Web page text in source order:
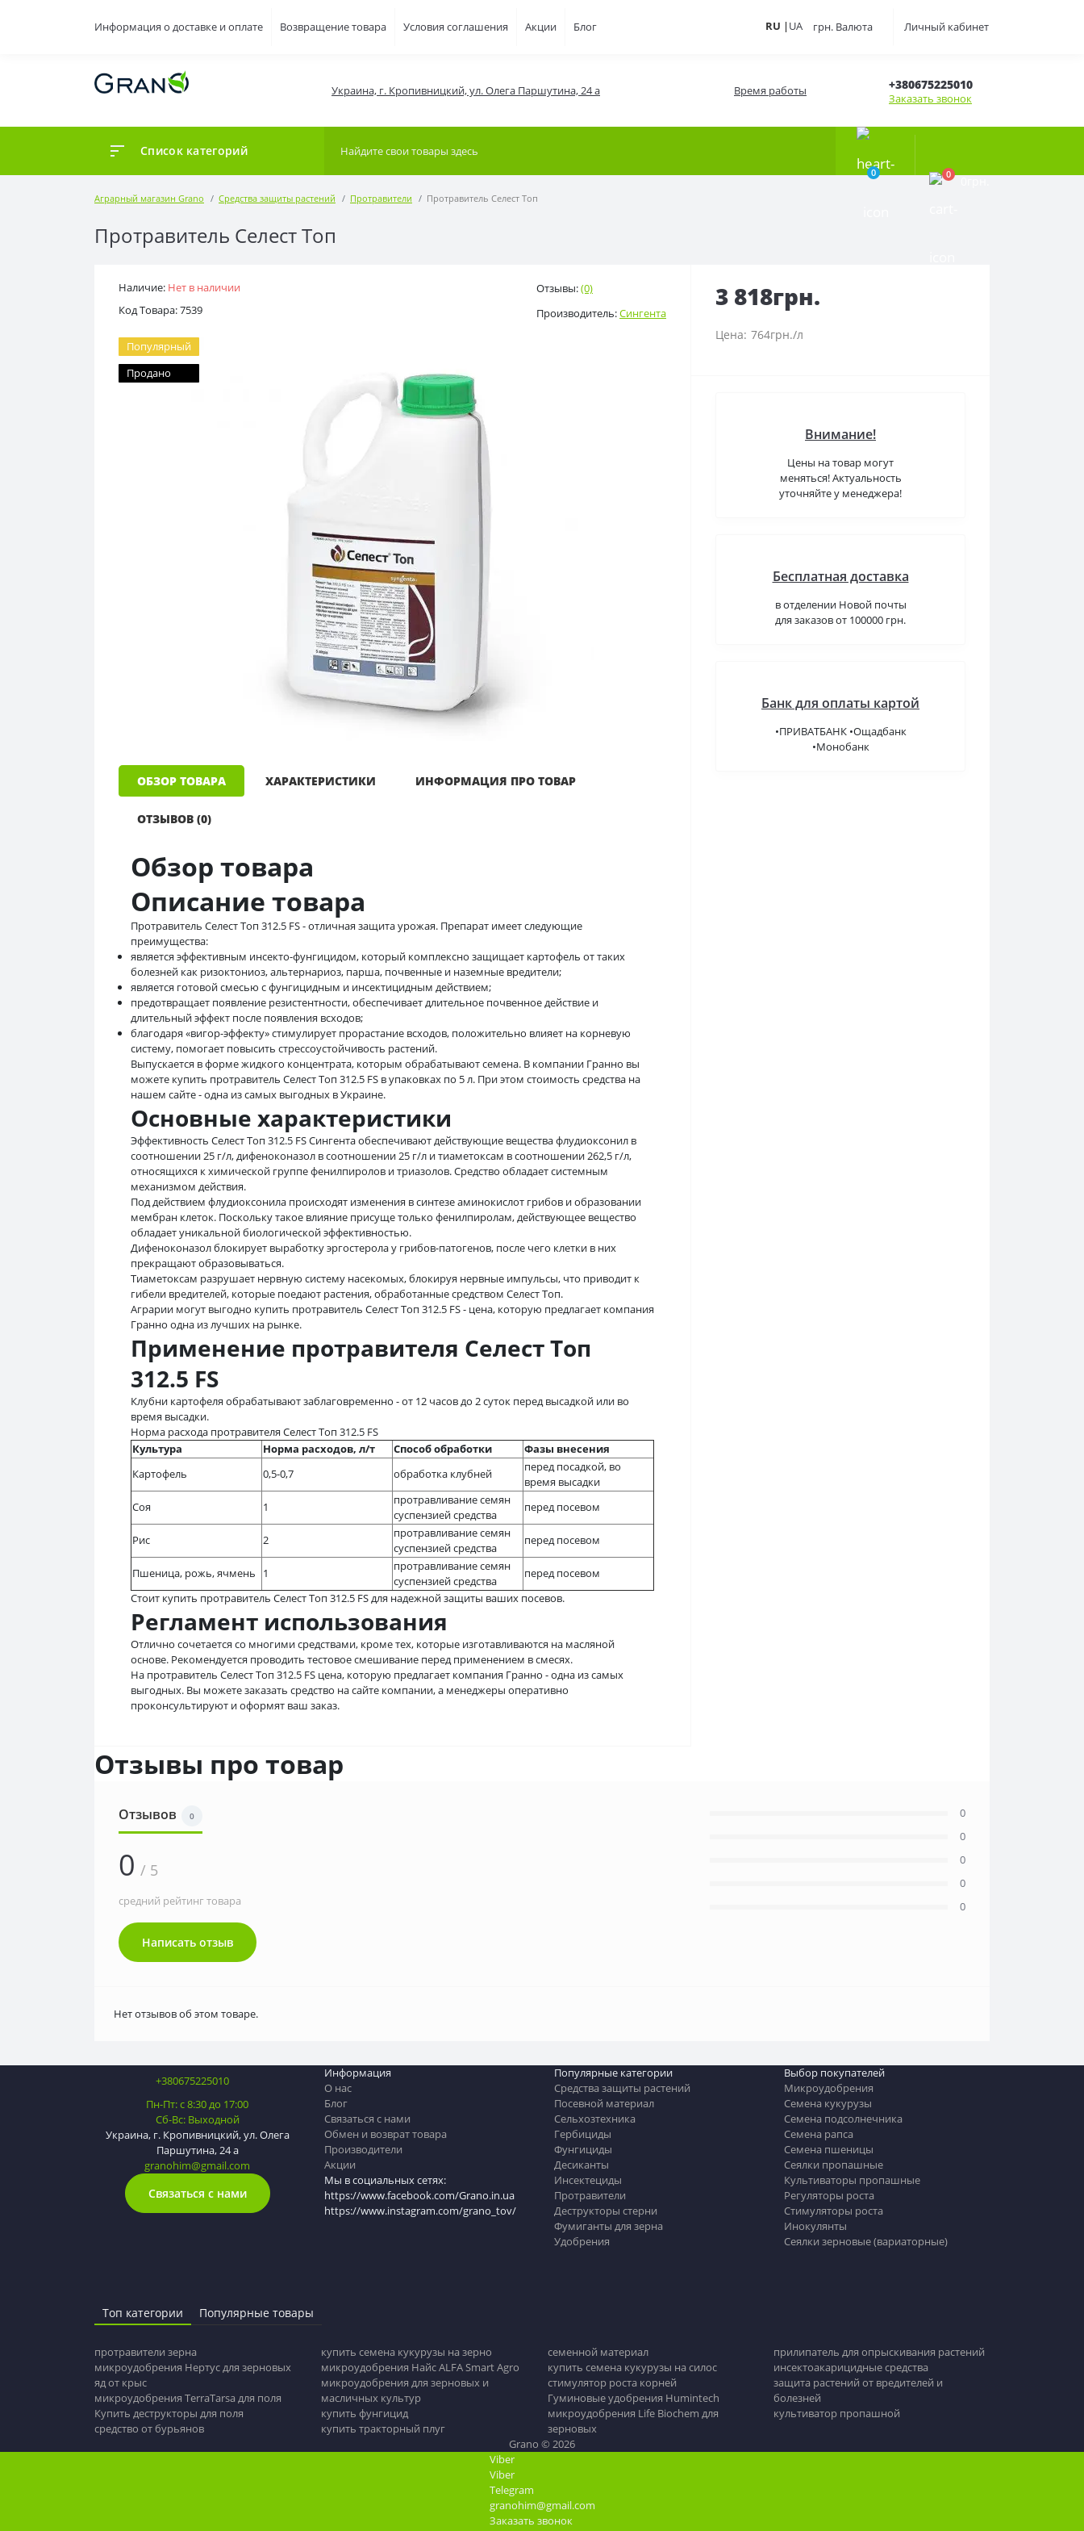
Информация о доставке и оплате Возвращение товара Условия соглашения Акции Блог RU | UA грн. Валюта Личный кабинет
Украина, г. Кропивницкий, ул. Олега Паршутина, 24 а Время работы +380675225010
Заказать звонок
Список категорий
0 0
Аграрный магазин Grano Средства защиты растений Протравители Протравитель Селест Топ
Протравитель Селест Топ
Наличие: Нет в наличии
Код Товара: 7539
Отзывы:(0)
Производитель:Сингента
Популярный
Продано
ОБЗОР ТОВАРА ХАРАКТЕРИСТИКИ ИНФОРМАЦИЯ ПРО ТОВАР
ОТЗЫВОВ (0)
Обзор товара
Описание товара
Протравитель Селест Топ 312.5 FS - отличная защита урожая. Препарат имеет следующие
преимущества:
является эффективным инсекто-фунгицидом, который комплексно защищает картофель от таких
болезней как ризоктониоз, альтернариоз, парша, почвенные и наземные вредители;
является готовой смесью с фунгицидным и инсектицидным действием;
предотвращает появление резистентности, обеспечивает длительное почвенное действие и
длительный эффект после появления всходов;
благодаря «вигор-эффекту» стимулирует прорастание всходов, положительно влияет на корневую
систему, помогает повысить стрессоустойчивость растений.
Выпускается в форме жидкого концентрата, которым обрабатывают семена. В компании Гранно вы
можете купить протравитель Селест Топ 312.5 FS в упаковках по 5 л. При этом стоимость средства на
нашем сайте - одна из самых выгодных в Украине.
Основные характеристики
Эффективность Селест Топ 312.5 FS Сингента обеспечивают действующие вещества флудиоксонил в
соотношении 25 г/л, дифеноконазол в соотношении 25 г/л и тиаметоксам в соотношении 262,5 г/л,
относящихся к химической группе фенилпиролов и триазолов. Средство обладает системным
механизмом действия.
Под действием флудиоксонила происходят изменения в синтезе аминокислот грибов и образовании
мембран клеток. Поскольку такое влияние присуще только фенилпиролам, действующее вещество
обладает уникальной биологической эффективностью.
Дифеноконазол блокирует выработку эргостерола у грибов-патогенов, после чего клетки в них
прекращают образовываться.
Тиаметоксам разрушает нервную систему насекомых, блокируя нервные импульсы, что приводит к
гибели вредителей, которые поедают растения, обработанные средством Селест Топ.
Аграрии могут выгодно купить протравитель Селест Топ 312.5 FS - цена, которую предлагает компания
Гранно одна из лучших на рынке.
Применение протравителя Селест Топ
312.5 FS
Клубни картофеля обрабатывают заблаговременно - от 12 часов до 2 суток перед высадкой или во
время высадки.
Норма расхода протравителя Селест Топ 312.5 FS
Культура
Норма расходов, л/т Способ обработки
Фазы внесения
Картофель
0,5-0,7 обработка клубней
перед посадкой, во
время высадки
Соя
1
протравливание семян
суспензией средства
перед посевом
Рис 2
протравливание семян
суспензией средства
перед посевом
Пшеница, рожь, ячмень 1
протравливание семян
суспензией средства
перед посевом
Стоит купить протравитель Селест Топ 312.5 FS для надежной защиты ваших посевов.
Регламент использования
Отлично сочетается со многими средствами, кроме тех, которые изготавливаются на масляной
основе. Рекомендуется проводить тестовое смешивание перед применением в смесях.
На протравитель Селест Топ 312.5 FS цена, которую предлагает компания Гранно - одна из самых
выгодных. Вы можете заказать средство на сайте компании, а менеджеры оперативно
проконсультируют и оформят ваш заказ.
3 818грн.
764грн./л
Внимание!
Цены на товар могут
меняться! Актуальность
уточняйте у менеджера!
Бесплатная доставка
в отделении Новой почты
для заказов от 100000 грн.
Банк для оплаты картой
•ПРИВАТБАНК •Ощадбанк
•Монобанк
Отзывы про товар
Отзывов 0
0 / 5
средний рейтинг товара
Написать отзыв
0
0
0
0
0
Нет отзывов об этом товаре.
+380675225010
Пн-Пт: с 8:30 до 17:00
Сб-Вс: Выходной
Украина, г. Кропивницкий, ул. Олега
Паршутина, 24 а
granohim@gmail.com
Связаться с нами
Информация
О нас
Блог
Связаться с нами
Обмен и возврат товара
Производители
Акции
Мы в социальных сетях:
https://www.facebook.com/Grano.in.ua
https://www.instagram.com/grano_tov/
Популярные категории
Средства защиты растений
Посевной материал
Сельхозтехника
Гербициды
Фунгициды
Десиканты
Инсектециды
Протравители
Деструкторы стерни
Фумиганты для зерна
Удобрения
Выбор покупателей
Микроудобрения
Семена кукурузы
Семена подсолнечника
Семена рапса
Семена пшеницы
Сеялки пропашные
Культиваторы пропашные
Регуляторы роста
Стимуляторы роста
Инокулянты
Сеялки зерновые (вариаторные)
Топ категории Популярные товары
протравители зерна
микроудобрения Нертус для зерновых
яд от крыс
микроудобрения TerraTarsa для поля
Купить деструкторы для поля
средство от бурьянов
купить семена кукурузы на зерно
микроудобрения Найс ALFA Smart Agro
микроудобрения для зерновых и
масличных культур
купить фунгицид
купить тракторный плуг
семенной материал
купить семена кукурузы на силос
стимулятор роста корней
Гуминовые удобрения Humintech
микроудобрения Life Biochem для
зерновых
прилипатель для опрыскивания растений
инсектоакарицидные средства
защита растений от вредителей и
болезней
культиватор пропашной
Grano © 2026
Viber
Viber
Telegram
granohim@gmail.com
Заказать звонок